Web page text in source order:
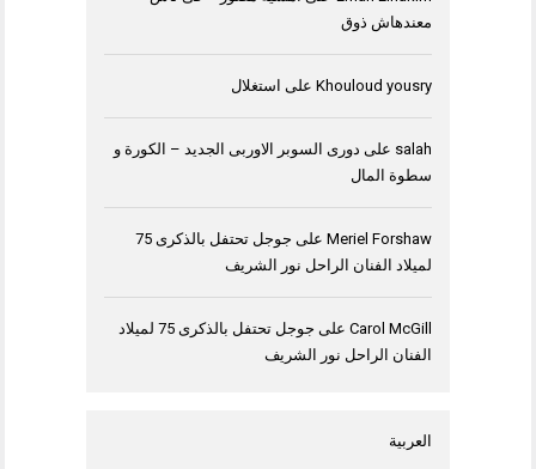
معندهاش ذوق
Khouloud yousry على استغلال
salah على دورى السوبر الاوربى الجديد – الكورة و
سطوة المال
Meriel Forshaw على
جوجل تحتفل بالذكرى 75
لميلاد الفنان الراحل نور الشريف
Carol McGill على
جوجل تحتفل بالذكرى 75 لميلاد
الفنان الراحل نور الشريف
العربية